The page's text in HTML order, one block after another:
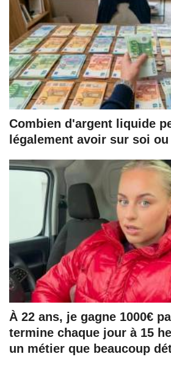
Combien d'argent liquide
légalement avoir sur soi
À 22 ans, je gagne 1000€
termine chaque jour à 15
un métier que beaucoup